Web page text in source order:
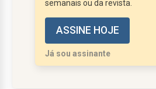
Governo Regional das
“Salvar a SATA”? O
está à vista: 1.600
trabalhadores...
semanais ou da revista.
ASSINE HOJE
Já sou assinante